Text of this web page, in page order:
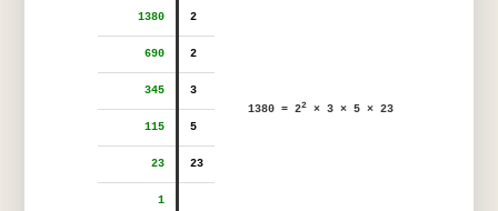
1380 2
1380 = 22 × 3 × 5 × 23
690 2
345 3
115 5
23 23
1